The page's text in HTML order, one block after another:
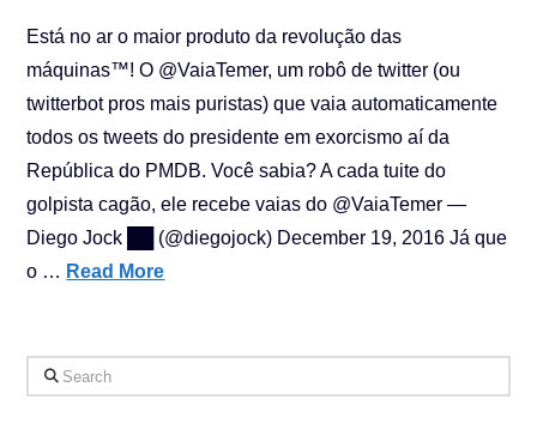
Está no ar o maior produto da revolução das
máquinas™! O @VaiaTemer, um robô de twitter (ou
twitterbot pros mais puristas) que vaia automaticamente
todos os tweets do presidente em exorcismo aí da
República do PMDB. Você sabia? A cada tuite do
golpista cagão, ele recebe vaias do @VaiaTemer —
Diego Jock ██ (@diegojock) December 19, 2016 Já que
o … Read More
Search